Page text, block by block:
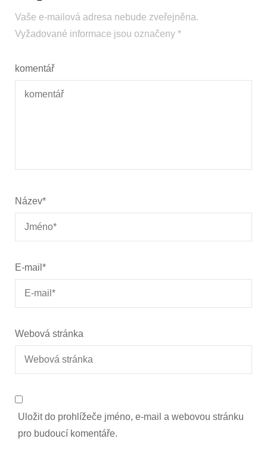
Vaše e-mailová adresa nebude zveřejněna.
Vyžadované informace jsou označeny *
komentář
Název*
E-mail *
Webová stránka
Uložit do prohlížeče jméno, e-mail a webovou stránku
pro budoucí komentáře.